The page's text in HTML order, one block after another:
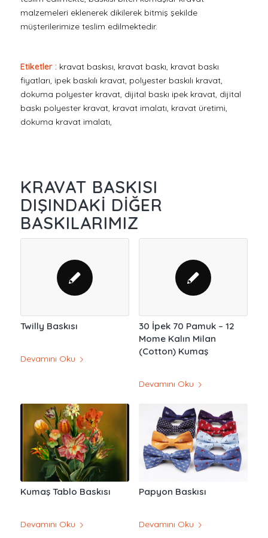
malzemeleri eklenerek dikilerek bitmiş şekilde
müşterilerimize teslim edilmektedir.
Etiketler : kravat baskısı, kravat baskı, kravat baskı
fiyatları, ipek baskılı kravat, polyester baskılı kravat,
dokuma polyester kravat, dijital baskı ipek kravat, dijital
baskı polyester kravat, kravat imalatı, kravat üretimi,
dokuma kravat imalatı,
KRAVAT BASKISI
DIŞINDAKI DIĞER
BASKILARIMIZ
Twilly Baskısı
Devamını Oku
30 İpek 70 Pamuk – 12
Mome Kalın Milan
(Cotton) Kumaş
Devamını Oku
Kumaş Tablo Baskısı
Devamını Oku
Papyon Baskısı
Devamını Oku